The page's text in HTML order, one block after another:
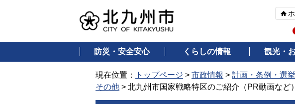
防災・安全安心 くらしの情報 観光・
現在位置： トップページ > 市政情報 > 計画・条例・選
その他 > 北九州市国家戦略特区のご紹介（PR動画など）